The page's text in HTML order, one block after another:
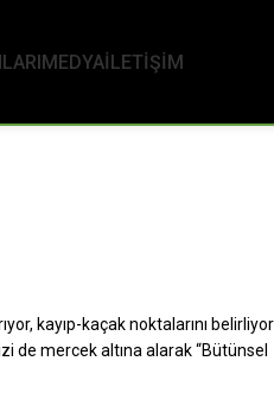
MEDYAİLETİŞİM
kayıp-kaçak noktalarını
mercek altına alarak “Bütünsel